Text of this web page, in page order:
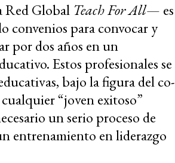
Red Global Teach For All— es
convenios para convocar y
por dos años en un
Estos profesionales se
bajo la figura del co-
“joven exitoso”
un serio proceso de
entrenamiento en liderazgo